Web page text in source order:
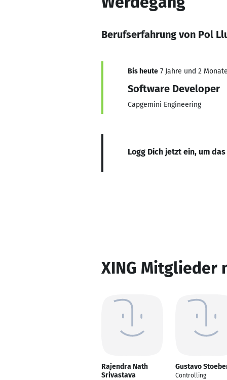
Berufserfahrung von Pol
Bis heute 7 Jahre und 2
Software Developer
Capgemini Engineering
Logg Dich jetzt ein, um
XING Mitglieder
Rajendra Nath
Srivastava
Gustavo
Controlling